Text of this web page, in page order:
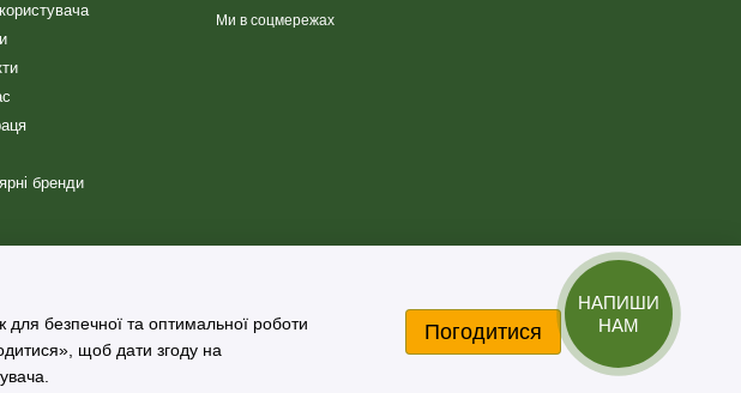
бренди
Ми в соцмережах
безпечної та оптимальної роботи
щоб дати згоду на
Погодитися
НАПИШИ
НАМ